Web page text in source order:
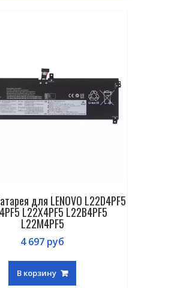
для LENOVO L22D4PF5
L22X4PF5 L22B4PF5
L22M4PF5
4 697 руб
В корзину